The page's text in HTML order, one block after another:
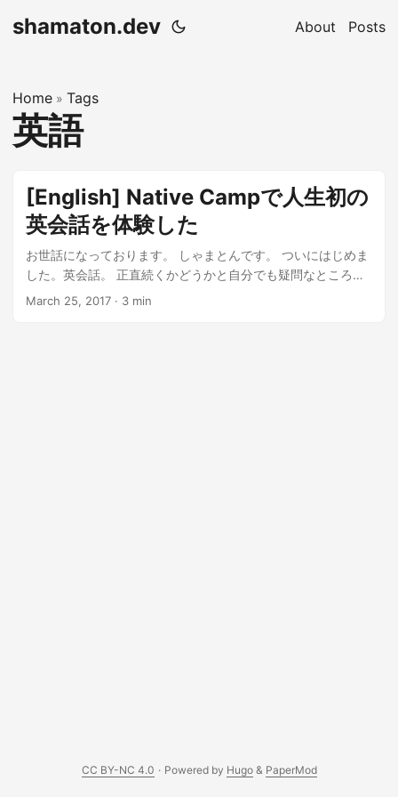
shamaton.dev About Posts
Home » Tags
英語
[English] Native Campで人生初の
英会話を体験した
お世話になっております。 しゃまとんです。 ついにはじめま
した。英会話。 正直続くかどうかと自分でも疑問なところが
あるのですが、せっかくなので記事化して逃げないようにし
March 25, 2017 · 3 min
CC BY-NC 4.0 · Powered by Hugo& PaperMod